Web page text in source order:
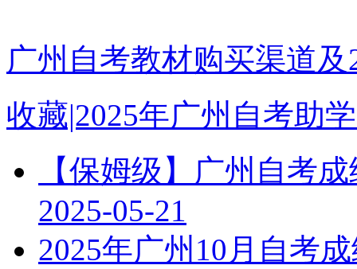
广州自考教材购买渠道
收藏|2025年广州自考助
【保姆级】广州自考
2025-05-21
2025年广州10月自考